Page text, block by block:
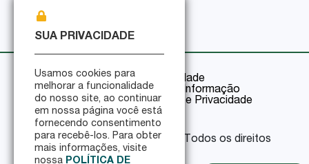
Política de Privacidade
Política de Segurança da Informação
Certificações de Segurança e Privacidade
© 2026 Pinheiro Guimarães - Todos os direitos
reservados
SUA PRIVACIDADE
Usamos cookies para
melhorar a funcionalidade
do nosso site, ao continuar
em nossa página você está
fornecendo consentimento
para recebê-los. Para obter
mais informações, visite
nossa POLÍTICA DE